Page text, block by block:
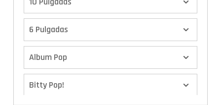
6 Pulgadas
Album Pop
Bitty Pop!